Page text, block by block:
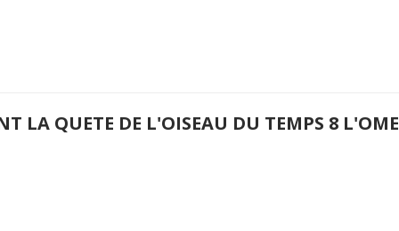
LA QUETE DE L'OISEAU DU TEMPS 8